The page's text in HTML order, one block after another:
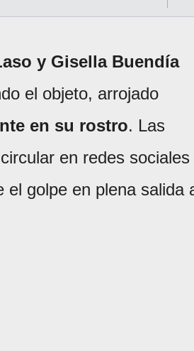
y Gisella Buendía
el objeto, arrojado
en su rostro. Las
en redes sociales
el golpe en plena salida